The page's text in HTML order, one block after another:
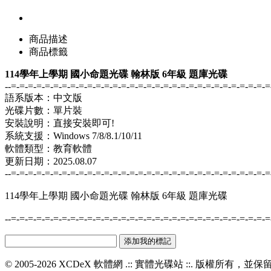
商品描述
商品標籤
114學年上學期 國小命題光碟 翰林版 6年級 題庫光碟
--=-=-=-=-=-=-=-=-=-=-=-=-=-=-=-=-=-=-=-=-=-=-=-=-=-=-=-=-=-=-
語系版本：中文版
光碟片數：單片裝
安裝說明：直接安裝即可!
系統支援：Windows 7/8/8.1/10/11
軟體類型：教育軟體
更新日期：2025.08.07
--=-=-=-=-=-=-=-=-=-=-=-=-=-=-=-=-=-=-=-=-=-=-=-=-=-=-=-=-=-=-
114學年上學期 國小命題光碟 翰林版 6年級 題庫光碟
--=-=-=-=-=-=-=-=-=-=-=-=-=-=-=-=-=-=-=-=-=-=-=-=-=-=-=-=-=-=-
© 2005-2026 XCDeX 軟體網 .:: 實體光碟站 ::. 版權所有，並保